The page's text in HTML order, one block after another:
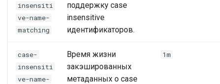
insensiti
ve-name-
matching
поддержку case
insensitive
идентификаторов.
case-
insensiti
ve-name-
Время жизни
закэшированных
метаданных о case
1m